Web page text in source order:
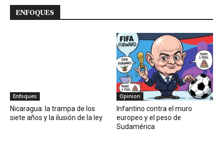
ENFOQUES
Enfoques
Nicaragua: la trampa de los
siete años y la ilusión de la ley
Opinion
Infantino contra el muro
europeo y el peso de
Sudamérica